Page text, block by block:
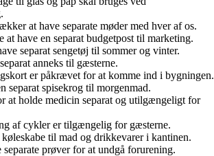
at have separate møder med hver af os.
at have en separat budgetpost til marketing.
separat sengetøj til sommer og vinter.
anneks til gæsterne.
er påkrævet for at komme ind i bygningen.
separat spisekrog til morgenmad.
at holde medicin separat og utilgængeligt for
af cykler er tilgængelig for gæsterne.
køleskabe til mad og drikkevarer i kantinen.
prøver for at undgå forurening.